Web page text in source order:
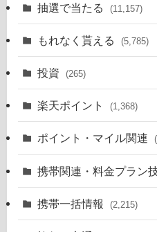
抽選で当たる (11,157)
もれなく貰える (5,785)
投資 (265)
楽天ポイント (1,368)
ポイント・マイル関連
携帯関連・料金プラン
携帯一括情報 (2,215)